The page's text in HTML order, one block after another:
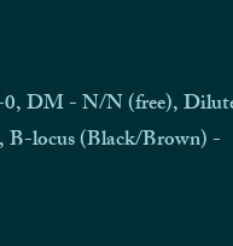
DM - N/N (free),
locus (Black/Brown) -